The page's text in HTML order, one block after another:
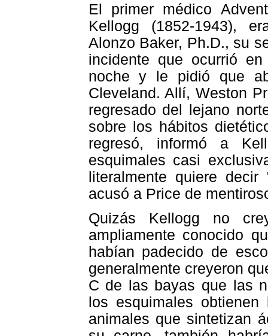
El primer médico
Kellogg (1852-1943),
Alonzo Baker, Ph.D., su
incidente que ocurrió
noche y le pidió que
Cleveland. Allí, Weston
regresado del lejano
sobre los hábitos
regresó, informó a
esquimales casi
literalmente quiere
acusó a Price de
Quizás Kellogg no
ampliamente conocido
habían padecido de
generalmente creyeron
C de las bayas que las
los esquimales
animales que sintetizan